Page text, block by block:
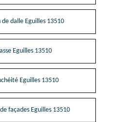
dalle Eguilles 13510
Eguilles 13510
Eguilles 13510
façades Eguilles 13510